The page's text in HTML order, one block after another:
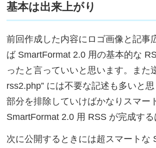
基本は出来上がり
前回作成した内容にロゴ画像と記事
ば SmartFormat 2.0 用の基本的な
ったと言っていいと思います。また
rss2.php” には不要な記述も多いと
部分を排除していけばかなりスマー
SmartFormat 2.0 用 RSS が完成する
次に公開するときには超スマートな